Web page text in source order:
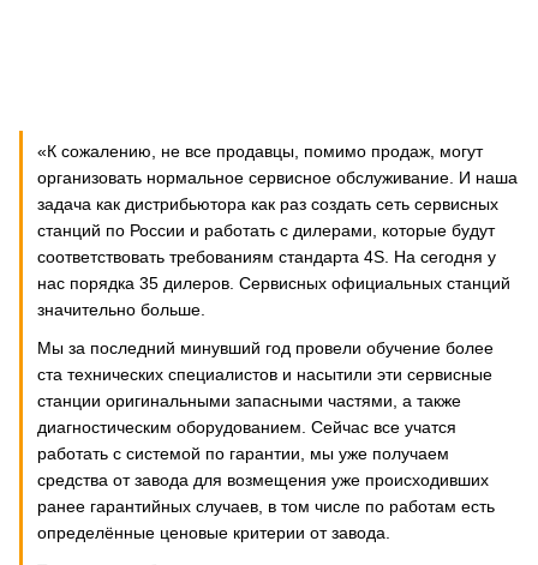
«К сожалению, не все продавцы, помимо продаж, могут
организовать нормальное сервисное обслуживание. И наша
задача как дистрибьютора как раз создать сеть сервисных
станций по России и работать с дилерами, которые будут
соответствовать требованиям стандарта 4S. На сегодня у
нас порядка 35 дилеров. Сервисных официальных станций
значительно больше.
Мы за последний минувший год провели обучение более
ста технических специалистов и насытили эти сервисные
станции оригинальными запасными частями, а также
диагностическим оборудованием. Сейчас все учатся
работать с системой по гарантии, мы уже получаем
средства от завода для возмещения уже происходивших
ранее гарантийных случаев, в том числе по работам есть
определённые ценовые критерии от завода.